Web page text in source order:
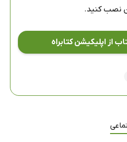
نصب کنید.
از اپلیکیشن کتابراه